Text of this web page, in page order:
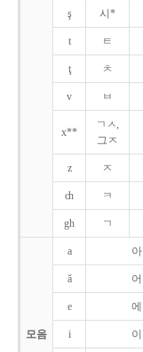
ş 시*
t ㅌ
ţ ㅊ
v ㅂ
x**
ㄱㅅ,
그ㅈ
z ㅈ
ch ㅋ
gh ㄱ
모음
a 아
ǎ 어
e 에
i 이